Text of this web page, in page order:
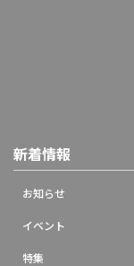
新着情報
お知らせ
イベント
特集